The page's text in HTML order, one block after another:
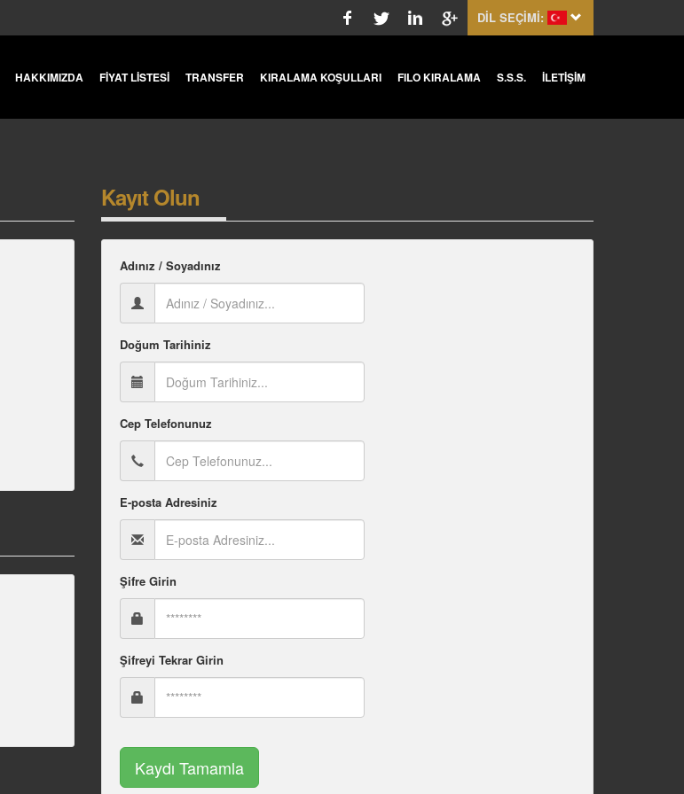
DİL SEÇİMİ:
HAKKIMIZDA FİYAT LİSTESİ TRANSFER KIRALAMA KOŞULLARI FILO KIRALAMA S.S.S. İLETİŞİM
Kayıt Olun
Adınız / Soyadınız
Doğum Tarihiniz
Cep Telefonunuz
E-posta Adresiniz
Şifre Girin
Şifreyi Tekrar Girin